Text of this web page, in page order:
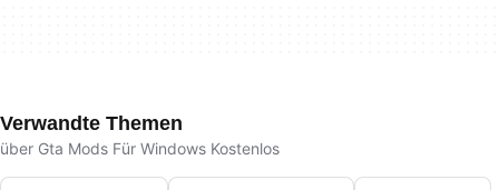
Verwandte Themen
über Gta Mods Für Windows Kostenlos